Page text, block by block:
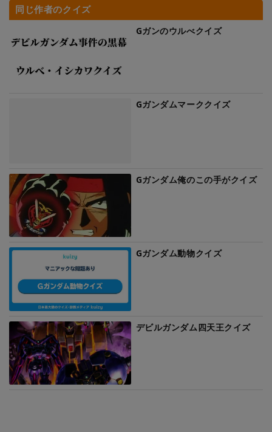
同じ作者のクイズ
Gガンのウルべクイズ
Gガンダムマーククイズ
Gガンダム俺のこの手がクイズ
Gガンダム動物クイズ
デビルガンダム四天王クイズ